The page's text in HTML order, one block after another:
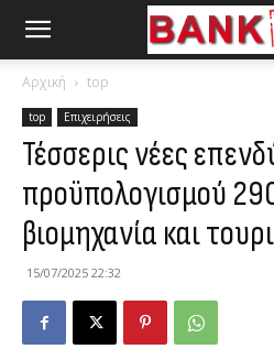
Αρχική top
top Επιχειρήσεις
Τέσσερις νέες
προϋπολογισμού
βιομηχανία και
15/07/2025 22:32